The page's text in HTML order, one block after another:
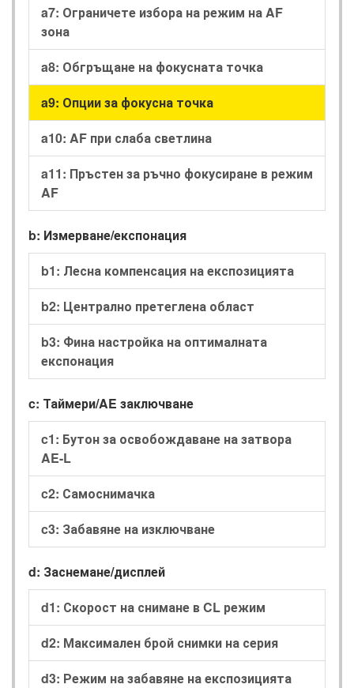
a7: Ограничете избора на режим на AF
зона
a8: Обгръщане на фокусната точка
a9: Опции за фокусна точка
a10: AF при слаба светлина
a11: Пръстен за ръчно фокусиране в режим
AF
b: Измерване/експонация
b1: Лесна компенсация на експозицията
b2: Централно претеглена област
b3: Фина настройка на оптималната
експонация
c: Таймери/AE заключване
c1: Бутон за освобождаване на затвора
AE-L
c2: Самоснимачка
c3: Забавяне на изключване
d: Заснемане/дисплей
d1: Скорост на снимане в CL режим
d2: Максимален брой снимки на серия
d3: Режим на забавяне на експозицията